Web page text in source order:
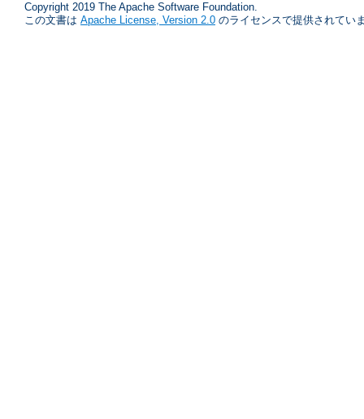
Copyright 2019 The Apache Software Foundation.
この文書は Apache License, Version 2.0 のライセンスで提供されてい